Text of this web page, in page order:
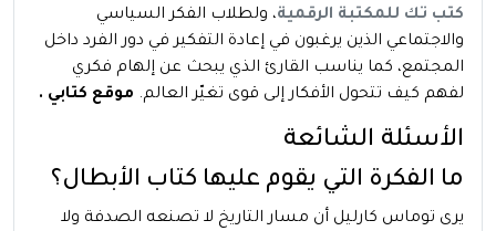
كتب تك للمكتبة الرقمية، ولطلاب الفكر السياسي
والاجتماعي الذين يرغبون في إعادة التفكير في دور الفرد داخل
المجتمع، كما يناسب القارئ الذي يبحث عن إلهام فكري
لفهم كيف تتحول الأفكار إلى قوى تغيّر العالم. موقع كتابي .
الأسئلة الشائعة
ما الفكرة التي يقوم عليها كتاب الأبطال؟
يرى توماس كارليل أن مسار التاريخ لا تصنعه الصدفة ولا